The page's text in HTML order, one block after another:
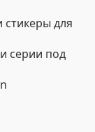
для
серии под